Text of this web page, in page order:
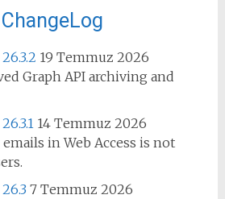
19 Temmuz 2026
Graph API archiving and
14 Temmuz 2026
in Web Access is not
7 Temmuz 2026